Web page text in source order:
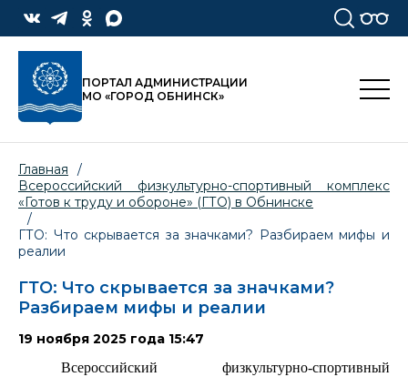
ПОРТАЛ АДМИНИСТРАЦИИ
МО «ГОРОД ОБНИНСК»
Главная
/
Всероссийский физкультурно-спортивный комплекс
«Готов к труду и обороне» (ГТО) в Обнинске
/
ГТО: Что скрывается за значками? Разбираем мифы и
реалии
ГТО: Что скрывается за значками?
Разбираем мифы и реалии
19 ноября 2025 года 15:47
Всероссийский физкультурно-спортивный